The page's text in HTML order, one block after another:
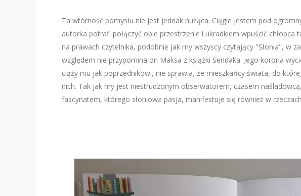
Ta wtórność pomysłu nie jest jednak nużąca. Ciągle jestem pod
autorka potrafi połączyć obie przestrzenie i ukradkiem wpuścić chłopca
na prawach czytelnika, podobnie jak my wszyscy czytający "Słonia", w
względem nie przypomina on Maksa z książki Sendaka. Jego korona
ciąży mu jak poprzednikowi, nie sprawia, że mieszkańcy świata, do
nich. Tak jak my jest niestrudzonym obserwatorem, czasem
fascynatem, którego słoniowa pasja, manifestuje się również w